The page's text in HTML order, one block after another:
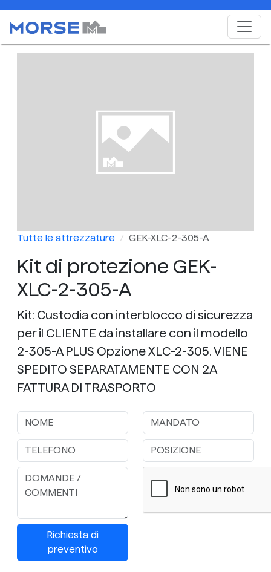
Tutte le attrezzature GEK-XLC-2-305-A
Kit di protezione GEK-
XLC-2-305-A
Kit: Custodia con interblocco di sicurezza
per il CLIENTE da installare con il modello
2-305-A PLUS Opzione XLC-2-305. VIENE
SPEDITO SEPARATAMENTE CON 2A
FATTURA DI TRASPORTO
Richiesta di
preventivo